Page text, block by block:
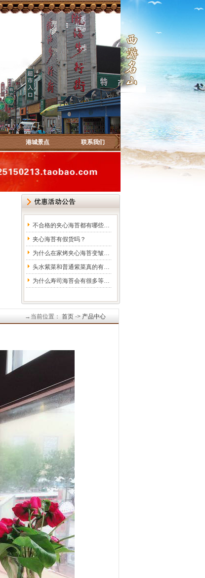
港城景点 联系我们
不合格的夹心海苔都有哪些…
夹心海苔有假货吗？
为什么在家烤夹心海苔变皱…
头水紫菜和普通紫菜真的有…
为什么寿司海苔会有很多等…
→当前位置： 首页-> 产品中心